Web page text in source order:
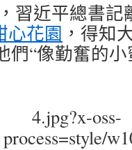
習近平總書
心花園 ，得知
們“像勤奮的